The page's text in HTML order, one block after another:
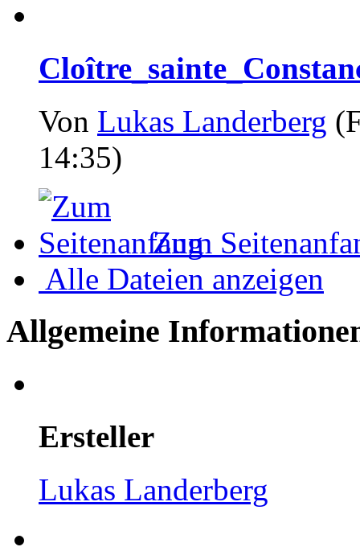
Von Lukas Landerberg
14:35)
Zum
Alle Dateien anzeigen
Allgemeine
Ersteller
Lukas Landerberg